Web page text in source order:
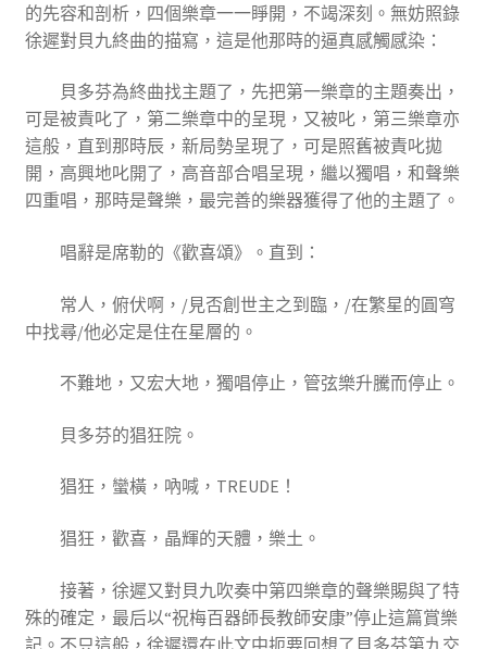
的先容和剖析，四個樂章一一睜開，不竭深刻。無妨照錄
徐遲對貝九終曲的描寫，這是他那時的逼真感觸感染：
貝多芬為終曲找主題了，先把第一樂章的主題奏出，
可是被責叱了，第二樂章中的呈現，又被叱，第三樂章亦
這般，直到那時辰，新局勢呈現了，可是照舊被責叱拋
開，高興地叱開了，高音部合唱呈現，繼以獨唱，和聲樂
四重唱，那時是聲樂，最完善的樂器獲得了他的主題了。
唱辭是席勒的《歡喜頌》。直到：
常人，俯伏啊，/見否創世主之到臨，/在繁星的圓穹
中找尋/他必定是住在星層的。
不難地，又宏大地，獨唱停止，管弦樂升騰而停止。
貝多芬的猖狂院。
猖狂，蠻橫，吶喊，TREUDE！
猖狂，歡喜，晶輝的天體，樂土。
接著，徐遲又對貝九吹奏中第四樂章的聲樂賜與了特
殊的確定，最后以“祝梅百器師長教師安康”停止這篇賞樂
記。不只這般，徐遲還在此文中扼要回想了貝多芬第九交